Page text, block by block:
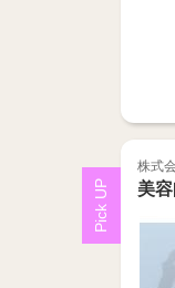
株式
美